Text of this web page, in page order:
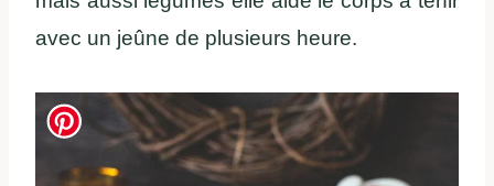
avec un jeûne de plusieurs heure.